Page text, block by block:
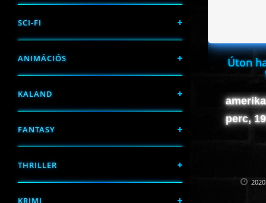
SCI-FI
ANIMÁCIÓS
KALAND
FANTASY
THRILLER
KRIMI
Úton
perc,